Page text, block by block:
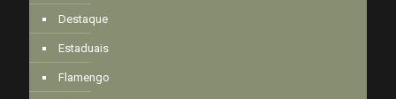
Destaque
Estaduais
Flamengo